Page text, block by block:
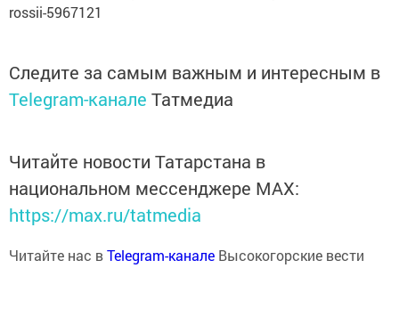
rossii-5967121
Следите за самым важным и интересным в
Telegram-канале Татмедиа
Читайте новости Татарстана в
национальном мессенджере MАХ:
https://max.ru/tatmedia
Читайте нас вTelegram-канале Высокогорские вести